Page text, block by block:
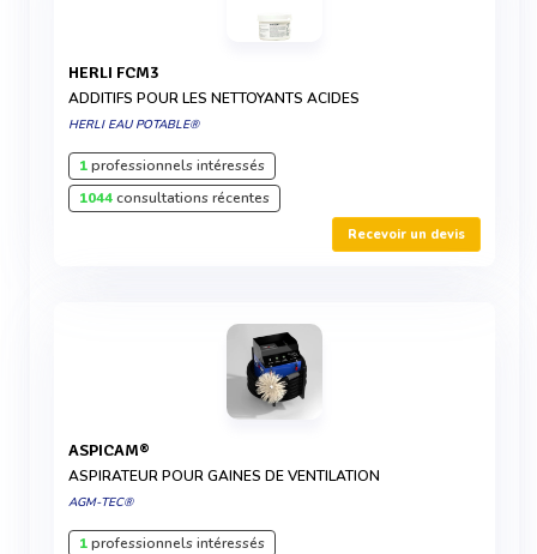
HERLI FCM3
ADDITIFS POUR LES NETTOYANTS ACIDES
HERLI EAU POTABLE®
1professionnels intéressés
1044consultations récentes
Recevoir un devis
ASPICAM®
ASPIRATEUR POUR GAINES DE VENTILATION
AGM-TEC®
1professionnels intéressés